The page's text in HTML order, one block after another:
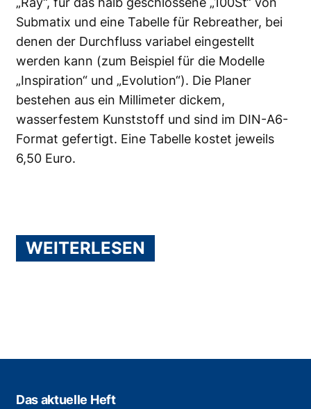
Submatix und eine Tabelle für Rebreather, bei
denen der Durchfluss variabel eingestellt
werden kann (zum Beispiel für die Modelle
„Inspiration“ und „Evolution“). Die Planer
bestehen aus ein Millimeter dickem,
wasserfestem Kunststoff und sind im DIN-A6-
Format gefertigt. Eine Tabelle kostet jeweils
6,50 Euro.
WEITERLESEN
Das aktuelle Heft